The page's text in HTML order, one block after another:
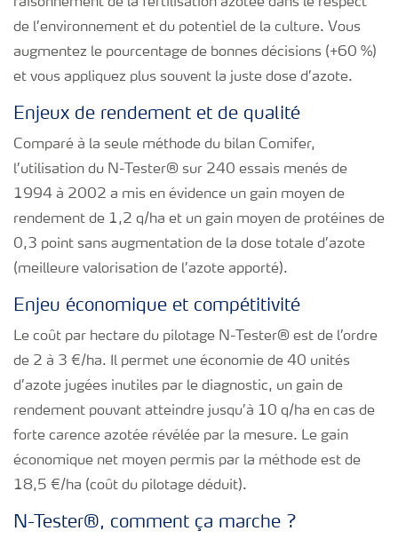
raisonnement de la fertilisation azotée dans le respect
de l’environnement et du potentiel de la culture. Vous
augmentez le pourcentage de bonnes décisions (+60 %)
et vous appliquez plus souvent la juste dose d’azote.
Enjeux de rendement et de qualité
Comparé à la seule méthode du bilan Comifer,
l’utilisation du N-Tester® sur 240 essais menés de
1994 à 2002 a mis en évidence un gain moyen de
rendement de 1,2 q/ha et un gain moyen de protéines de
0,3 point sans augmentation de la dose totale d’azote
(meilleure valorisation de l’azote apporté).
Enjeu économique et compétitivité
Le coût par hectare du pilotage N-Tester® est de l’ordre
de 2 à 3 €/ha. Il permet une économie de 40 unités
d’azote jugées inutiles par le diagnostic, un gain de
rendement pouvant atteindre jusqu’à 10 q/ha en cas de
forte carence azotée révélée par la mesure. Le gain
économique net moyen permis par la méthode est de
18,5 €/ha (coût du pilotage déduit).
N-Tester®, comment ça marche ?